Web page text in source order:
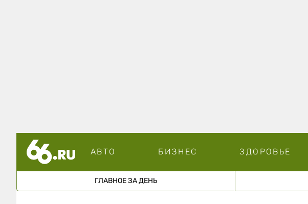
АВТО БИЗНЕС ЗДОРОВЬЕ
ГЛАВНОЕ ЗА ДЕНЬ